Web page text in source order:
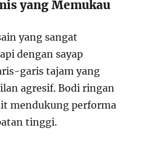
yang Memukau
yang sangat
dengan sayap
garis tajam yang
agresif. Bodi ringan
mendukung performa
tinggi.